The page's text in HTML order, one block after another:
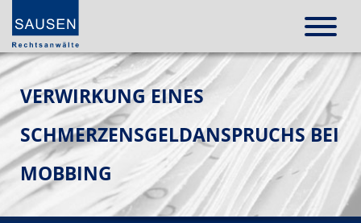
VERWIRKUNG EINES
SCHMERZENSGELDANSPRUCHS BEI
MOBBING